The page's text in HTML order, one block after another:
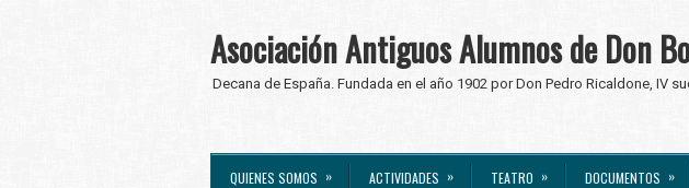
Asociación Antiguos Alumnos de Don
Decana de España. Fundada en el año 1902 por Don Pedro Ricaldone, IV
QUIENES SOMOS » ACTIVIDADES » TEATRO » DOCUMENTOS »